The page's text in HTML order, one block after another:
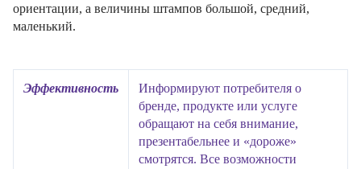
ориентации, а величины штампов большой, средний,
маленький.
Эффективность
Информируют потребителя о
бренде, продукте или услуге
обращают на себя внимание,
презентабельнее и «дороже»
смотрятся. Все возможности